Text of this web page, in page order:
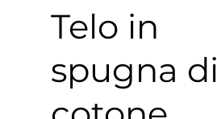
Telo in
spugna di